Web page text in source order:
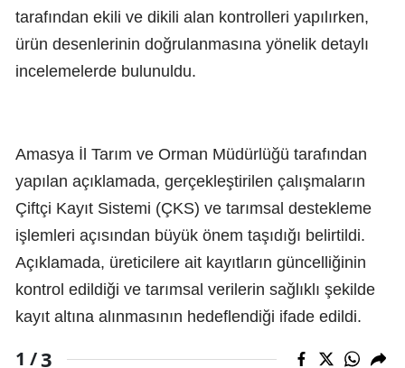
tarafından ekili ve dikili alan kontrolleri yapılırken,
ürün desenlerinin doğrulanmasına yönelik detaylı
incelemelerde bulunuldu.
Amasya İl Tarım ve Orman Müdürlüğü tarafından
yapılan açıklamada, gerçekleştirilen çalışmaların
Çiftçi Kayıt Sistemi (ÇKS) ve tarımsal destekleme
işlemleri açısından büyük önem taşıdığı belirtildi.
Açıklamada, üreticilere ait kayıtların güncelliğinin
kontrol edildiği ve tarımsal verilerin sağlıklı şekilde
kayıt altına alınmasının hedeflendiği ifade edildi.
1 /3